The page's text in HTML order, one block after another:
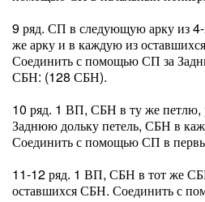
9 ряд. СП в следующую арку из
же арку и в каждую из
Соединить с помощью СП за
СБН: (128 СБН).
10 ряд. 1 ВП, СБН в ту же петлю,
Заднюю дольку петель, СБН в
Соединить с помощью СП в
11-12 ряд. 1 ВП, СБН в тот же
оставшихся СБН. Соединить с